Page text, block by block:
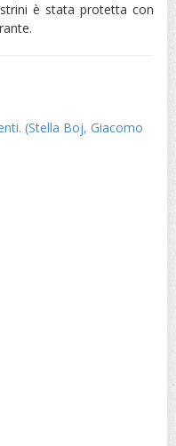
è stata protetta con
(Stella Boj, Giacomo